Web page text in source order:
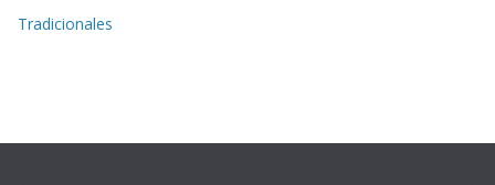
Tradicionales